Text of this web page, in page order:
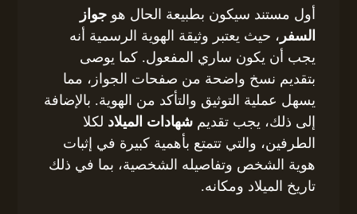
أول مستند سيكون بطبيعة الحال هوجواز
السفر ، حيث يعتبر وثيقة الهوية الرسمية أنه
يجب أن يكون ساري المفعول. كما يوصى
بتقديم نسخ واضحة من صفحات الجواز، مما
يسهل عملية التوثيق والتأكد من الهوية. بالإضافة
إلى ذلك، يجب تقديمشهادات الميلاد لكلا
الطرفين، والتي تتمتع بأهمية كبيرة في إثبات
هوية الشخص وتفاصيله الشخصية، بما في ذلك
تاريخ الميلاد ومكانه.